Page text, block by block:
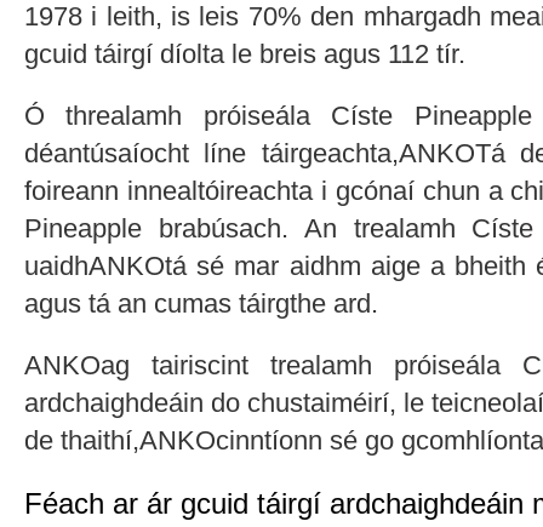
1978 i leith, is leis 70% den mhargadh
gcuid táirgí díolta le breis agus 112 tír.
Ó threalamh próiseála Císte
déantúsaíocht líne táirgeachta,ANKOTá
foireann innealtóireachta i gcónaí chun a
Pineapple brabúsach. An trealamh
uaidhANKOtá sé mar aidhm aige a bheith
agus tá an cumas táirgthe ard.
ANKOag tairiscint trealamh próiseála
ardchaighdeáin do chustaiméirí, le
de thaithí,ANKOcinntíonn sé go
Féach ar ár gcuid táirgí ardchaighdeáin